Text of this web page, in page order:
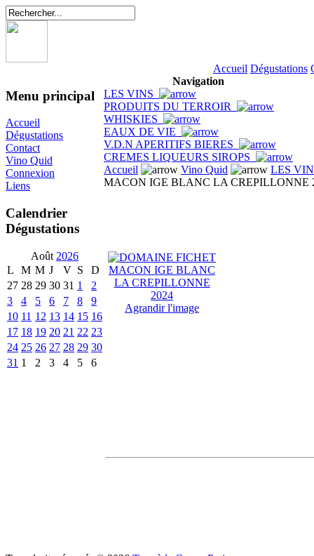
Accueil Dégustations
Menu principal
Accueil
Dégustations
Contact
Vino Quid
Connexion
Liens
Calendrier
Dégustations
Août 2026
L
M M J V S
D
27 28 29 30 31 1
2
3
4 5 6 7 8
9
10 11 12 13 14 15 16
17 18 19 20 21 22 23
24 25 26 27 28 29 30
31 1 2 3 4 5 6
Navigation
LES VINS
PRODUITS DU TERROIR
WHISKIES
EAUX DE VIE
V.D.N APERITIFS BIERES
CREMES LIQUEURS SIROPS
Accueil
Vino Quid
LES
MACON IGE BLANC LA CREPILLONNE
Agrandir l'image